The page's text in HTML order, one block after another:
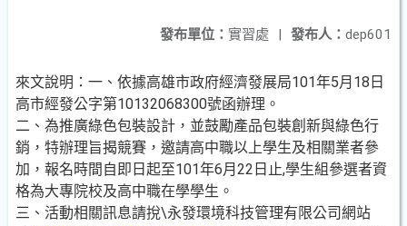
發布人： dep601
發布單位： 實習處 |
來文說明：一、依據高雄市政府經濟發展局101年5月18日
高市經發公字第10132068300號函辦理。
二、為推廣綠色包裝設計，並鼓勵產品包裝創新與綠色行
銷，特辦理旨揭競賽，邀請高中職以上學生及相關業者參
加，報名時間自即日起至101年6月22日止,學生組參選者資
格為大專院校及高中職在學學生。
三、活動相關訊息請挩\永發環境科技管理有限公司網站